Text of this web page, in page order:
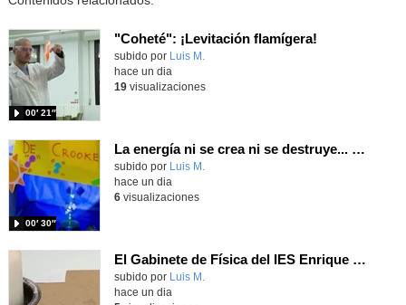
"Coheté": ¡Levitación flamígera!
Contenido educativo.
subido por Luis M.
00′ 21″
hace un dia
19visualizaciones
La energía ni se crea ni se destruye... ¡se experimenta! El Tierno en la Feria Madrid es Ciencia 2026
Contenido educativo.
subido por Luis M.
00′ 30″
hace un dia
6visualizaciones
El Gabinete de Física del IES Enrique Tierno Galván de Parla (Curso 25-26)
Contenido educativo.
subido por Luis M.
hace un dia